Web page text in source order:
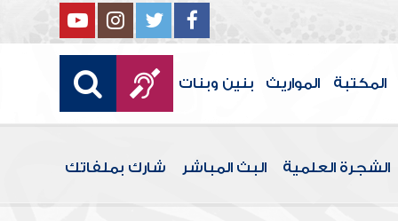
المكتبة المواريث بنين وبنات
الشجرة العلمية البث المباشر شارك بملفاتك